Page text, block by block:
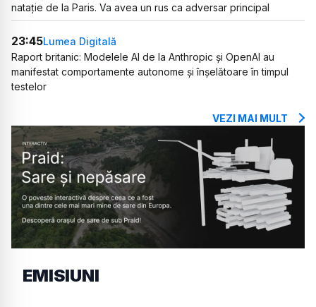
natație de la Paris. Va avea un rus ca adversar principal
23:45Lumea Digitală
Raport britanic: Modelele AI de la Anthropic și OpenAI au
manifestat comportamente autonome și înșelătoare în timpul
testelor
VEZI MAI MULT
EMISIUNI